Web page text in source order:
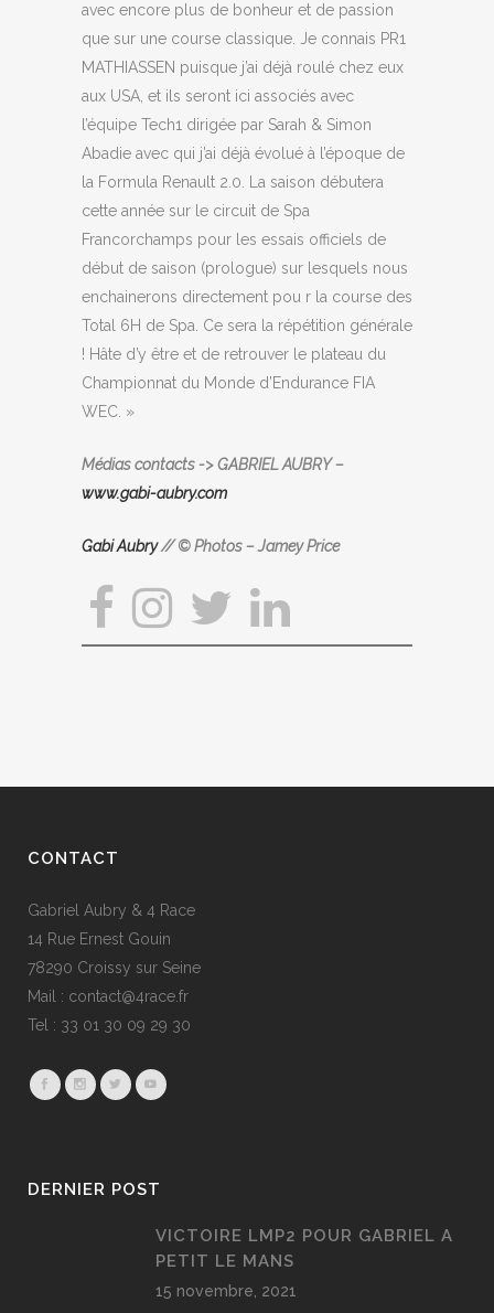
avec encore plus de bonheur et de passion
que sur une course classique. Je connais PR1
MATHIASSEN puisque j’ai déjà roulé chez eux
aux USA, et ils seront ici associés avec
l’équipe Tech1 dirigée par Sarah & Simon
Abadie avec qui j’ai déjà évolué à l’époque de
la Formula Renault 2.0. La saison débutera
cette année sur le circuit de Spa
Francorchamps pour les essais officiels de
début de saison (prologue) sur lesquels nous
enchainerons directement pou r la course des
Total 6H de Spa. Ce sera la répétition générale
! Hâte d’y être et de retrouver le plateau du
Championnat du Monde d’Endurance FIA
WEC. »
Médias contacts -> GABRIEL AUBRY –
www.gabi-aubry.com
Gabi Aubry// © Photos – Jamey Price
CONTACT
Gabriel Aubry & 4 Race
14 Rue Ernest Gouin
78290 Croissy sur Seine
Mail : contact@4race.fr
Tel : 33 01 30 09 29 30
DERNIER POST
VICTOIRE LMP2 POUR GABRIEL A
PETIT LE MANS
15 novembre, 2021